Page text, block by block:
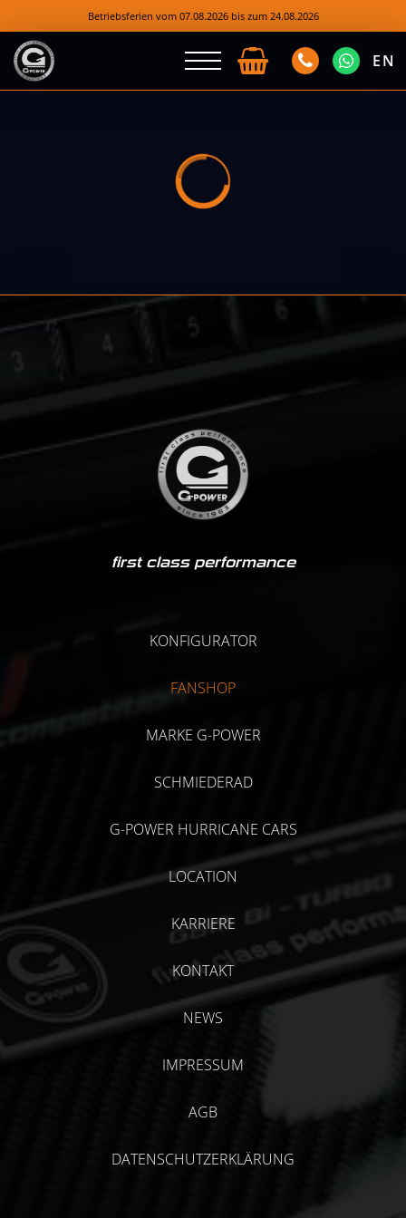
Betriebsferien vom 07.08.2026 bis zum 24.08.2026
EN
first class performance
KONFIGURATOR
FANSHOP
MARKE G-POWER
SCHMIEDERAD
G-POWER HURRICANE CARS
LOCATION
KARRIERE
KONTAKT
NEWS
IMPRESSUM
AGB
DATENSCHUTZERKLÄRUNG